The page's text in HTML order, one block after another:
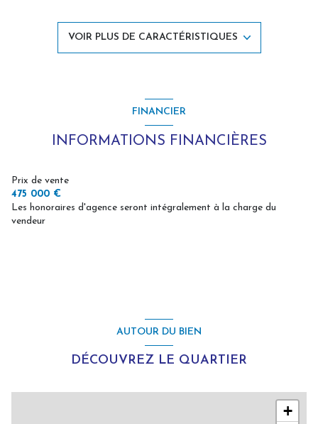
cuisine américaine (équipée)
chaleur)
1 garage(s)
VOIR PLUS DE CARACTÉRISTIQUES
FINANCIER
INFORMATIONS FINANCIÈRES
Prix de vente
475 000 €
Les honoraires d'agence seront intégralement à la charge du
vendeur
AUTOUR DU BIEN
DÉCOUVREZ LE QUARTIER
+